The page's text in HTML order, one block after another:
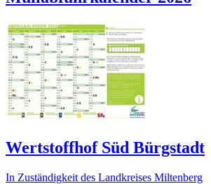
Wertstoffhof Süd Bürgstadt
In Zuständigkeit des Landkreises Miltenberg